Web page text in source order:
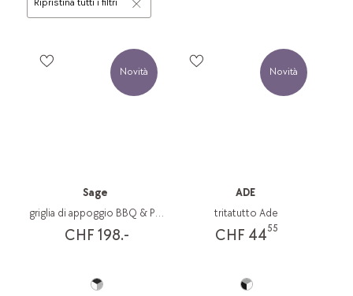
Ripristina tutti i filtri
Novità
Sage
griglia di appoggio BBQ & Press
CHF 198.-
Novità
ADE
tritatutto Ade
CHF 4455